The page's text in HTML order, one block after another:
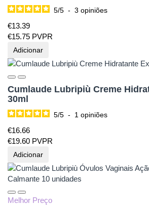
5/5 - 3 opiniões
€13.39
€15.75 PVPR
Adicionar
Cumlaude Lubripiù Creme
30ml
5/5 - 1 opiniões
€16.66
€19.60 PVPR
Adicionar
Melhor Preço